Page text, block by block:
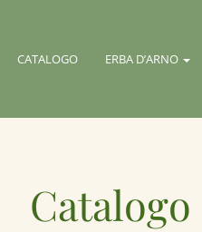
CATALOGO ERBA D’ARNO
Catalogo